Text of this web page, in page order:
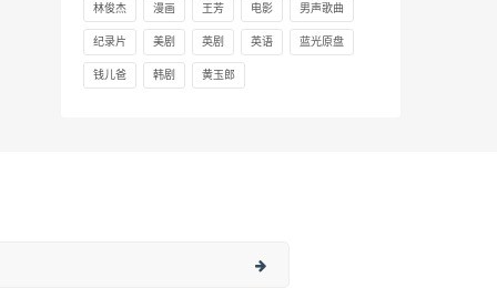
林俊杰 漫画 王芳 电影 男声歌曲
纪录片 美剧 英剧 英语 蓝光原盘
钱儿爸 韩剧 黄玉郎